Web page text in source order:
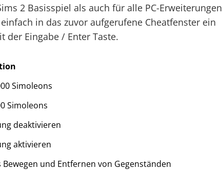
2 Basisspiel als auch für alle PC-Erweiterungen
in das zuvor aufgerufene Cheatfenster ein
Eingabe / Enter Taste.
Simoleons
Simoleons
deaktivieren
aktivieren
Bewegen und Entfernen von Gegenständen